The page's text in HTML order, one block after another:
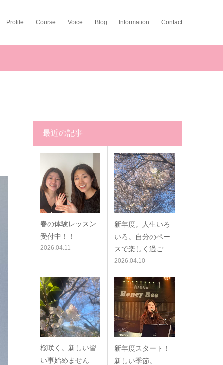
Profile Course Voice Blog Information Contact
最近の記事
春の体験レッスン
受付中！！
2026.04.11
新年度。人生いろ
いろ。自分のペー
スで楽しく過ご…
2026.04.10
桜咲く。新しい習
い事始めません
新年度スタート！
新しい季節。